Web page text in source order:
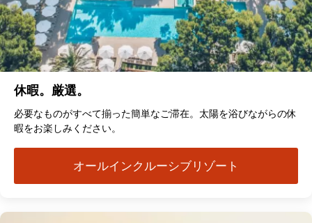
休暇。厳選。
必要なものがすべて揃った簡単なご滞在。太陽を浴びながらの休
暇をお楽しみください。
オールインクルーシブリゾート